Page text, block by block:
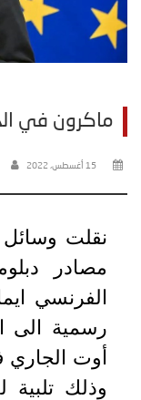
ماكرون في الجزائر
15 أغسطس، 2022
نقلت وسائل
مصادر
الفرنسي
أوت الجاري
وذلك تلبية